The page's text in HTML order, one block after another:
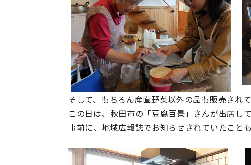
そして、もちろん産直野菜以外の品も販売され
この日は、秋田市の「豆腐百景」さんが出店し
事前に、地域広報誌でお知らせされていたこと